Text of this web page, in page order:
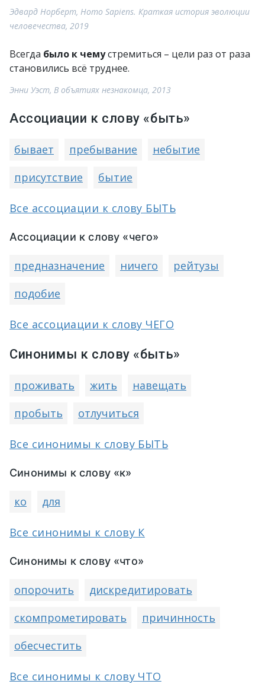
Эдвард Норберт, Homo Sapiens. Краткая история эволюции
человечества, 2019
Всегда было к чемустремиться – цели раз от раза
становились всё труднее.
Энни Уэст, В объятиях незнакомца, 2013
Ассоциации к слову «быть»
бывает пребывание
небытие
присутствие
бытие
Все ассоциации к слову БЫТЬ
Ассоциации к слову «чего»
предназначение ничего
рейтузы
подобие
Все ассоциации к слову ЧЕГО
Синонимы к слову «быть»
проживать жить
навещать
пробыть
отлучиться
Все синонимы к слову БЫТЬ
Синонимы к слову «к»
ко для
Все синонимы к слову К
Синонимы к слову «что»
опорочить
дискредитировать
скомпрометировать
причинность
обесчестить
Все синонимы к слову ЧТО